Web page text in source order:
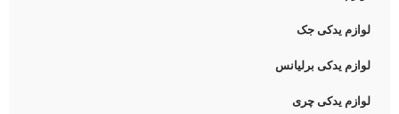
لوازم یدکی جک
لوازم یدکی برلیانس
لوازم یدکی چری